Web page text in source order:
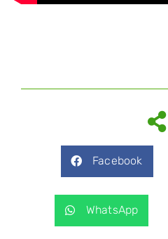
Facebook
WhatsApp